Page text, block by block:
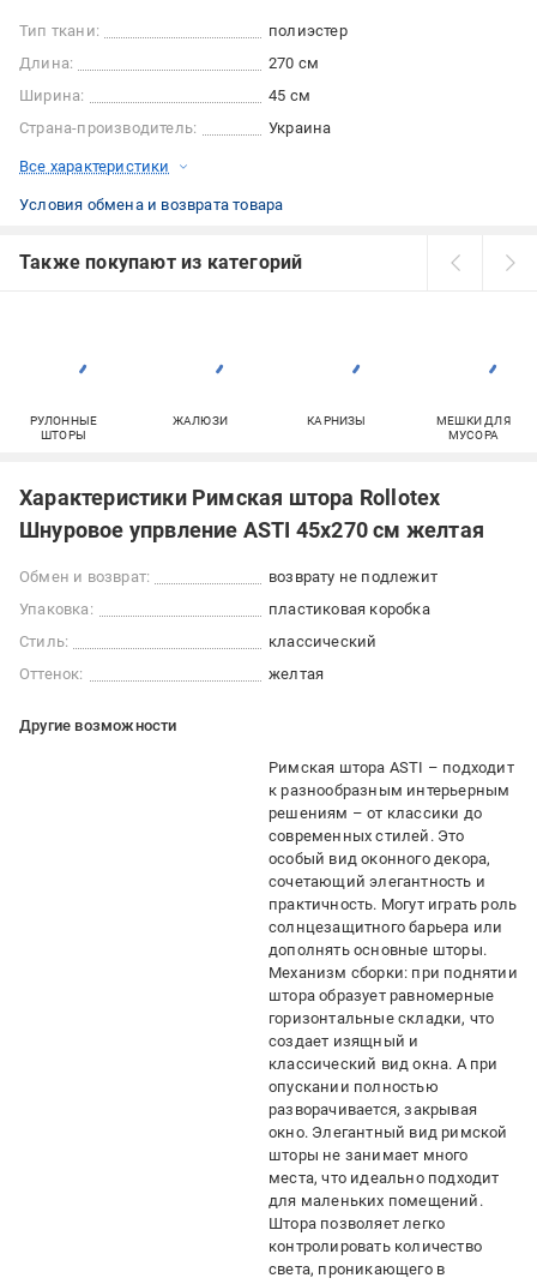
Тип ткани:
полиэстер
Длина:
270 см
Ширина:
45 см
Страна-производитель:
Украина
Все характеристики
Условия обмена и возврата товара
Также покупают из категорий
РУЛОННЫЕ
ШТОРЫ
ЖАЛЮЗИ КАРНИЗЫ
МЕШКИ ДЛЯ
МУСОРА
Характеристики Римская штора Rollotex
Шнуровое упрвление ASTI 45x270 см желтая
Обмен и возврат:
возврату не подлежит
Упаковка:
пластиковая коробка
Стиль:
классический
Оттенок:
желтая
Другие возможности
Римская штора ASTI – подходит
к разнообразным интерьерным
решениям – от классики до
современных стилей. Это
особый вид оконного декора,
сочетающий элегантность и
практичность. Могут играть роль
солнцезащитного барьера или
дополнять основные шторы.
Механизм сборки: при поднятии
штора образует равномерные
горизонтальные складки, что
создает изящный и
классический вид окна. А при
опускании полностью
разворачивается, закрывая
окно. Элегантный вид римской
шторы не занимает много
места, что идеально подходит
для маленьких помещений.
Штора позволяет легко
контролировать количество
света, проникающего в